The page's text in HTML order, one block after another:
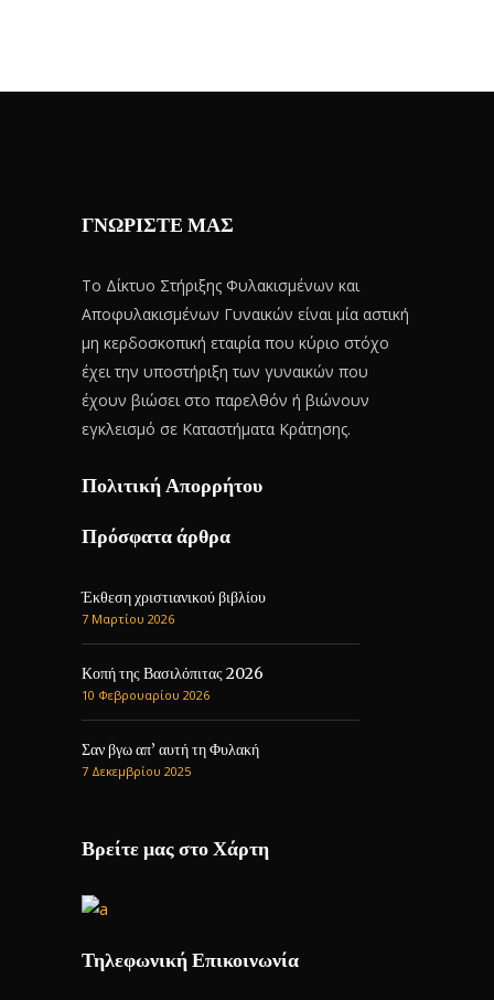
ΓΝΩΡΙΣΤΕ ΜΑΣ
Το Δίκτυο Στήριξης Φυλακισμένων και
Αποφυλακισμένων Γυναικών είναι μία αστική
μη κερδοσκοπική εταιρία που κύριο στόχο
έχει την υποστήριξη των γυναικών που
έχουν βιώσει στο παρελθόν ή βιώνουν
εγκλεισμό σε Καταστήματα Κράτησης.
Πολιτική Απορρήτου
Πρόσφατα άρθρα
Έκθεση χριστιανικού βιβλίου
7 Μαρτίου 2026
Κοπή της Βασιλόπιτας 2026
10 Φεβρουαρίου 2026
Σαν βγω απ’ αυτή τη Φυλακή
7 Δεκεμβρίου 2025
Βρείτε μας στο Χάρτη
Τηλεφωνική Επικοινωνία